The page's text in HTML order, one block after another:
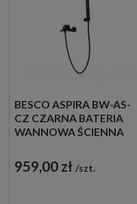
BESCO ASPIRA BW-AS-
CZ CZARNA BATERIA
WANNOWA ŚCIENNA
959,00 zł szt.